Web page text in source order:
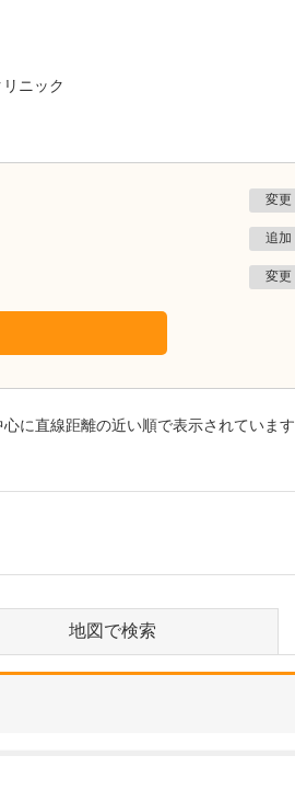
ニック
変更
追加
変更
心に直線距離の近い順で表示されています
地図で検索
兵庫県宝塚市
仁川診療所
にしています。診療で
談できるよう話しやすい
雰囲気づくりに努め、何